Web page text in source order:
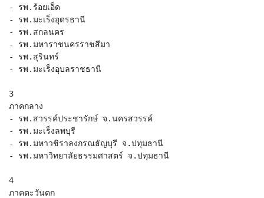
- รพ.ร้อยเอ็ด
- รพ.มะเร็งอุดรธานี
- รพ.สกลนคร
- รพ.มหาราชนครราชสีมา
- รพ.สุรินทร์
- รพ.มะเร็งอุบลราชธานี
3​
ภาคกลาง
- รพ.สวรรค์ประชารักษ์ จ.นครสวรรค์
- รพ.มะเร็งลพบุรี
- รพ.มหาวชิราลงกรณธัญบุรี จ.ปทุมธานี
- รพ.มหาวิทยาลัยธรรมศาสตร์ จ.ปทุมธานี
4
ภาคตะวันตก